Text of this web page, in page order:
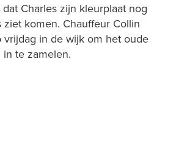
Charles zijn kleurplaat nog
ziet komen. Chauffeur Collin
in de wijk om het oude
te zamelen.